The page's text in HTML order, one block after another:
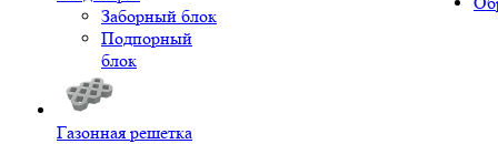
Заборный блок
Подпорный
блок
Газонная решетка